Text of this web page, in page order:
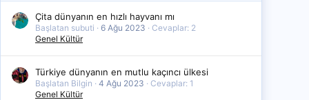
Çita dünyanın en hızlı hayvanı mı
Başlatan subuti 6 Ağu 2023
Cevaplar: 2
Genel Kültür
Türkiye dünyanın en mutlu kaçıncı ülkesi
Başlatan Bilgin 4 Ağu 2023
Cevaplar: 1
Genel Kültür